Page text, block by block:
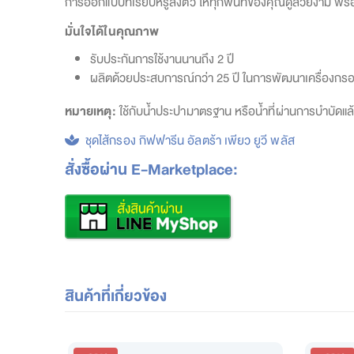
มั่นใจได้ในคุณภาพ
รับประกันการใช้งานนานถึง 2 ปี
ผลิตด้วยประสบการณ์กว่า 25 ปี ในการพัฒนาเครื่องก
หมายเหตุ:ใช้กับน้ำประปามาตรฐาน หรือน้ำที่ผ่านการบำบัดแ
ชุดไส้กรอง กิฟฟารีน อัลตร้า เพียว ยูวี พลัส
สั่งซื้อผ่าน E-Marketplace:
สินค้าที่เกี่ยวข้อง